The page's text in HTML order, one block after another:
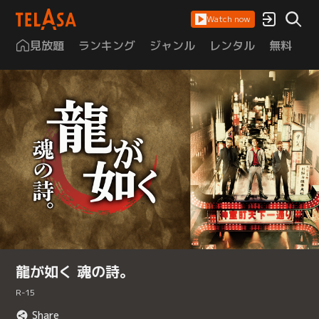
Watch now
見放題 ランキング ジャンル レンタル 無料
龍が如く 魂の詩。
R-15
Share